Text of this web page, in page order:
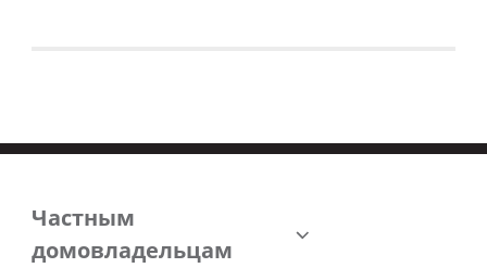
Частным
домовладельцам